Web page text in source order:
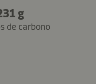
g
de carbono